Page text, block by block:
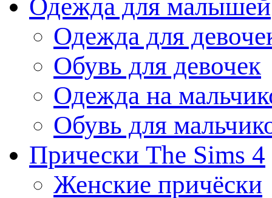
Одежда для малышей
Одежда для
Обувь для девочек
Одежда на
Обувь для
Прически The Sims 4
Женские причёски